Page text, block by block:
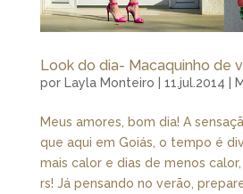
Look do dia- Macaquinho de
por Layla Monteiro 11.jul.2014
Meus amores, bom dia! A
que aqui em Goiás, o tempo é
mais calor e dias de menos
rs! Já pensando no verão,